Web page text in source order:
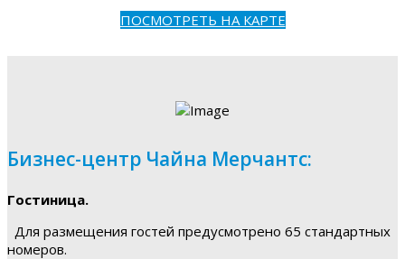
ПОСМОТРЕТЬ НА КАРТЕ
Бизнес-центр Чайна Мерчантс:
Гостиница.
Для размещения гостей предусмотрено 65 стандартных
номеров.